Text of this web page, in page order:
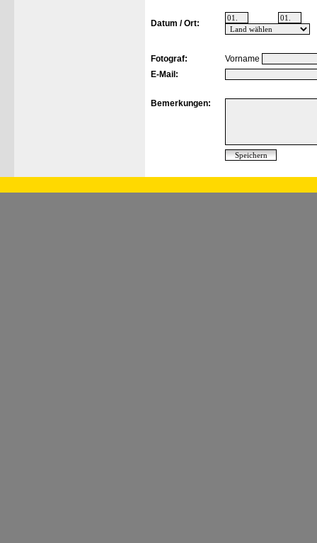
Datum / Ort:
Fotograf:
Vorname
E-Mail:
Bemerkungen: